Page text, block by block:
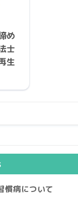
め
士
生
慣病について